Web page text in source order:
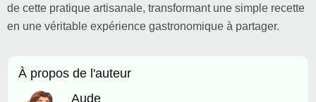
de cette pratique artisanale, transformant une simple recette
en une véritable expérience gastronomique à partager.
À propos de l'auteur
Aude